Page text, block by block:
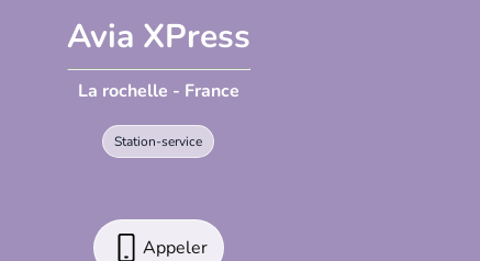
Avia XPress
La rochelle - France
Station-service
Appeler